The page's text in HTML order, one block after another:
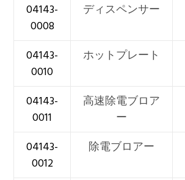
04143-
0008
ディスペンサー
04143-
0010
ホットプレート
04143-
0011
高速除電ブロア
ー
04143-
0012
除電ブロアー